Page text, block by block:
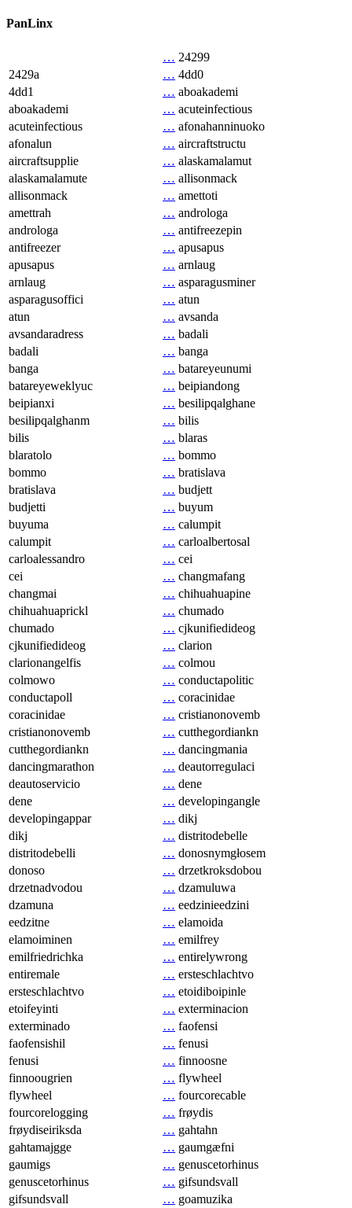
PanLinx
… 24299
2429a
… 4dd0
4dd1
… aboakademi
aboakademi
… acuteinfectious
acuteinfectious
… afonahanninuoko
afonalun
… aircraftstructu
aircraftsupplie
… alaskamalamut
alaskamalamute
… allisonmack
allisonmack
… amettoti
amettrah
… androloga
androloga
… antifreezepin
antifreezer
… apusapus
apusapus
… arnlaug
arnlaug
… asparagusminer
asparagusoffici
… atun
atun
… avsanda
avsandaradress
… badali
badali
… banga
banga
… batareyeunumi
batareyeweklyuc
… beipiandong
beipianxi
… besilipqalghane
besilipqalghanm
… bilis
bilis
… blaras
blaratolo
… bommo
bommo
… bratislava
bratislava
… budjett
budjetti
… buyum
buyuma
… calumpit
calumpit
… carloalbertosal
carloalessandro
… cei
cei
… changmafang
changmai
… chihuahuapine
chihuahuaprickl
… chumado
chumado
… cjkunifiedideog
cjkunifiedideog
… clarion
clarionangelfis
… colmou
colmowo
… conductapolitic
conductapoll
… coracinidae
coracinidae
… cristianonovemb
cristianonovemb
… cutthegordiankn
cutthegordiankn
… dancingmania
dancingmarathon
… deautorregulaci
deautoservicio
… dene
dene
… developingangle
developingappar
… dikj
dikj
… distritodebelle
distritodebelli
… donosnymgłosem
donoso
… drzetkroksdobou
drzetnadvodou
… dzamuluwa
dzamuna
… eedzinieedzini
eedzitne
… elamoida
elamoiminen
… emilfrey
emilfriedrichka
… entirelywrong
entiremale
… ersteschlachtvo
ersteschlachtvo
… etoidiboipinle
etoifeyinti
… exterminacion
exterminado
… faofensi
faofensishil
… fenusi
fenusi
… finnoosne
finnoougrien
… flywheel
flywheel
… fourcorecable
fourcorelogging
… frøydis
frøydiseiriksda
… gahtahn
gahtamajgge
… gaumgæfni
gaumigs
… genuscetorhinus
genuscetorhinus
… gifsundsvall
gifsundsvall
… goamuzika